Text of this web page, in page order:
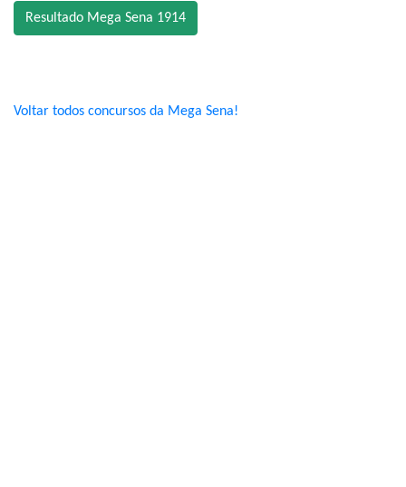
Resultado Mega Sena 1914
Voltar todos concursos da Mega Sena!